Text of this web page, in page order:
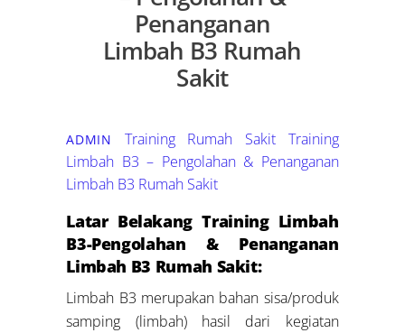
Penanganan
Limbah B3 Rumah
Sakit
ADMIN Training Rumah Sakit
Training
Limbah B3 – Pengolahan & Penanganan
Limbah B3 Rumah Sakit
Latar Belakang Training Limbah
B3-Pengolahan & Penanganan
Limbah B3 Rumah Sakit:
Limbah B3 merupakan bahan sisa/produk
samping (limbah) hasil dari kegiatan